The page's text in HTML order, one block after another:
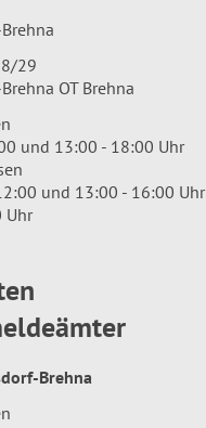
29
OT Brehna
und 13:00 - 18:00 Uhr
und 13:00 - 16:00 Uhr
Uhr
Brehna